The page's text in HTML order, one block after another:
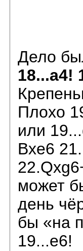
Дело
18...a4!
Плохо
или
Bxe6
может
день
бы «на
19...e6!